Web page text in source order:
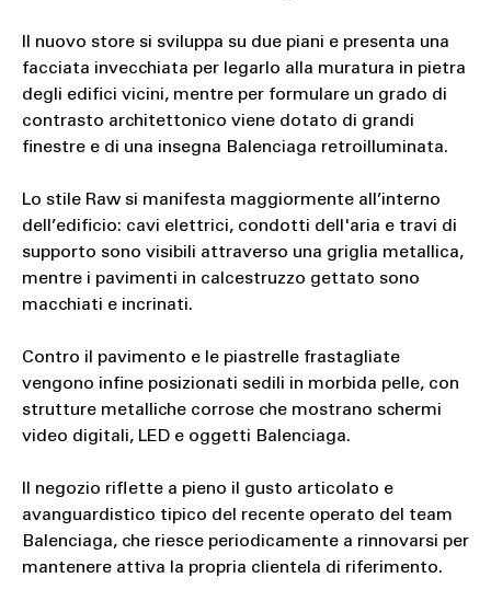
Il nuovo store si sviluppa su due piani e presenta una
facciata invecchiata per legarlo alla muratura in pietra
degli edifici vicini, mentre per formulare un grado di
contrasto architettonico viene dotato di grandi
finestre e di una insegna Balenciaga retroilluminata.
Lo stile Raw si manifesta maggiormente all’interno
dell’edificio: cavi elettrici, condotti dell'aria e travi di
supporto sono visibili attraverso una griglia metallica,
mentre i pavimenti in calcestruzzo gettato sono
macchiati e incrinati.
Contro il pavimento e le piastrelle frastagliate
vengono infine posizionati sedili in morbida pelle, con
strutture metalliche corrose che mostrano schermi
video digitali, LED e oggetti Balenciaga.
Il negozio riflette a pieno il gusto articolato e
avanguardistico tipico del recente operato del team
Balenciaga, che riesce periodicamente a rinnovarsi per
mantenere attiva la propria clientela di riferimento.